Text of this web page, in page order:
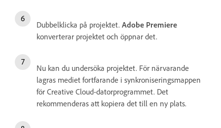
Dubbelklicka på projektet. Adobe Premiere
konverterar projektet och öppnar det.
Nu kan du undersöka projektet. För närvarande
lagras mediet fortfarande i synkroniseringsmappen
för Creative Cloud-datorprogrammet. Det
rekommenderas att kopiera det till en ny plats.